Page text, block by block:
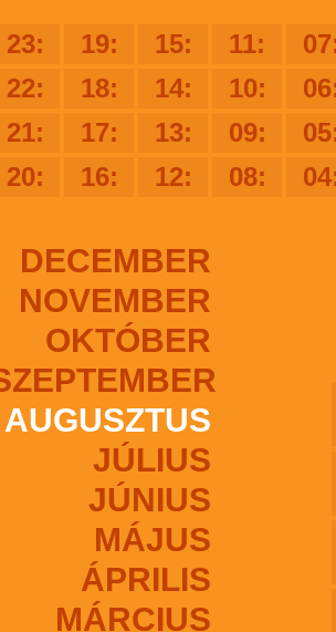
23: 19: 15: 11:
22:
18: 14: 10:
21:
17: 13: 09:
20:
16: 12: 08:
DECEMBER
NOVEMBER
OKTÓBER
AUGUSZTUS
JÚLIUS
JÚNIUS
MÁJUS
ÁPRILIS
MÁRCIUS